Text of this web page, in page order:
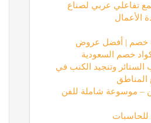
تفاعلي عربي لصناع
الأعمال
خصم | أفضل عروض
خصم السعودية
وتنجيد الكنب في
المناطق
– موسوعة شاملة للفن
للحاسبات